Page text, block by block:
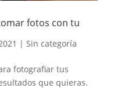
fotos con tu
| Sin categoría
fotografiar tus
que quieras.